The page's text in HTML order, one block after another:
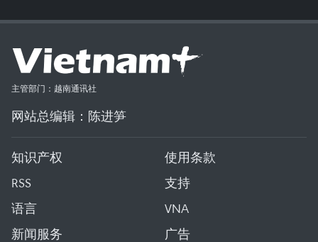
主管部门：越南通讯社
网站总编辑：陈进笋
知识产权
使用条款
RSS
支持
语言
VNA
新闻服务
广告